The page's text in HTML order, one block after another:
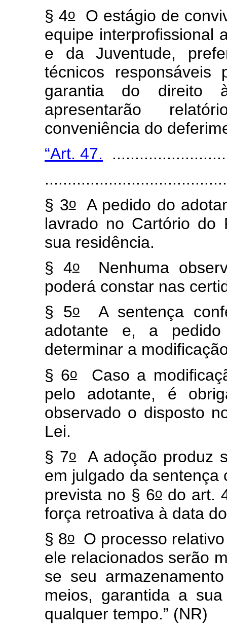
§ 4oO estágio de
equipe interprofissional
e da Juventude,
técnicos
garantia do direito
apresentarão
conveniência do
“Art. 47.
§ 3oA pedido do
lavrado no Cartório do
sua residência.
§ 4oNenhuma
poderá constar nas
§ 5oA sentença
adotante e, a
determinar a
§ 6oCaso a
pelo adotante, é
observado o disposto
Lei.
§ 7oA adoção produz
em julgado da sentença
prevista no § 6o do art.
força retroativa à data
§ 8o O processo
ele relacionados serão
se seu
meios, garantida a
qualquer tempo.” (NR)